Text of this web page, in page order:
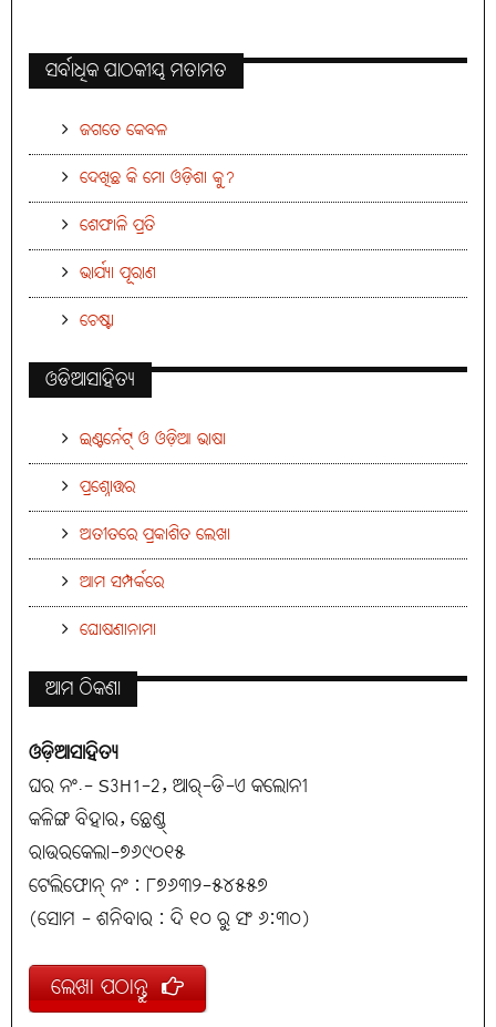
ସର୍ବାଧିକ ପାଠକୀୟ ମତାମତ
ଜଗତେ କେବଳ
ଦେଖିଛ କି ମୋ ଓଡ଼ିଶା କୁ?
ଶେଫାଳି ପ୍ରତି
ଭାର୍ଯ୍ୟା ପୂରାଣ
ଚେଷ୍ଟା
ଓଡିଆସାହିତ୍ୟ
ଇଣ୍ଟର୍ନେଟ୍ ଓ ଓଡ଼ିଆ ଭାଷା
ପ୍ରଶ୍ନୋତ୍ତର
ଅତୀତରେ ପ୍ରକାଶିତ ଲେଖା
ଆମ ସମ୍ପର୍କରେ
ଘୋଷଣାନାମା
ଆମ ଠିକଣା
ଓଡ଼ିଆସାହିତ୍ୟ
ଘର ନଂ.- S3H1-2, ଆର୍-ଡି-ଏ କଲୋନୀ
କଳିଙ୍ଗ ବିହାର, ଛେଣ୍ଡ୍
ରାଉରକେଲା-୭୬୯୦୧୫
ଟେଲିଫୋନ୍ ନଂ : ୮୭୬୩୨-୫୪୫୫୭
(ସୋମ - ଶନିବାର : ଦି ୧୦ ରୁ ସଂ ୬:୩୦)
ଲେଖା ପଠାନ୍ତୁ